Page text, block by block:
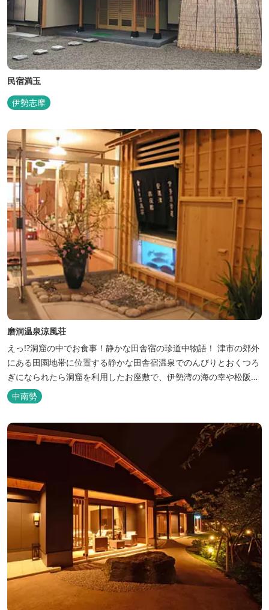
民宿満玉
伊勢志摩
磨洞温泉涼風荘
えっ!?洞窟の中でお食事！静かな田舎宿の珍道中物語！ 津市の郊外
にある田園地帯に位置する静かな田舎宿温泉でのんびりとおくつろ
ぎになられたら洞窟を利用したお座敷で、伊勢湾の海の幸や松阪肉
を山海賊焼きをお召し上がりいただけます。年中20度前後の天然空
調、お客様を不思議な空間にご案内！ ご宴会には、大広間で和食会
席、日帰り入浴＆お食事ＯＫ。 温泉は、津に来て津の湯をお楽しみ
いただけます。「白...
中南勢